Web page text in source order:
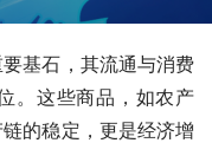
基石，其流通与消费
。这些商品，如农产
的稳定，更是经济增